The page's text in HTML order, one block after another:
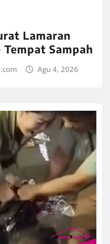
Lamaran
Sampah
Agu 4, 2026